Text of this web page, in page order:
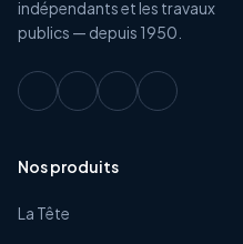
indépendants et les travaux
publics — depuis 1950.
Nos produits
La Tête